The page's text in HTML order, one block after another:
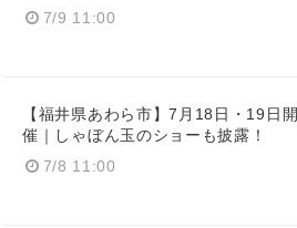
7/9 11:00
【福井県あわら市】7月18日・19日開
催｜しゃぼん玉のショーも披露！
7/8 11:00